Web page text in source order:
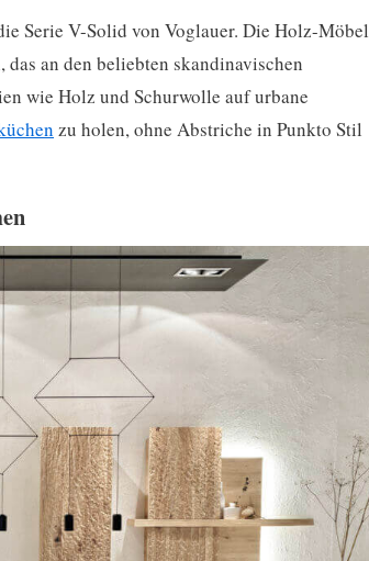
Serie V-Solid von Voglauer. Die Holz-Möbel
an den beliebten skandinavischen
wie Holz und Schurwolle auf urbane
zu holen, ohne Abstriche in Punkto Stil